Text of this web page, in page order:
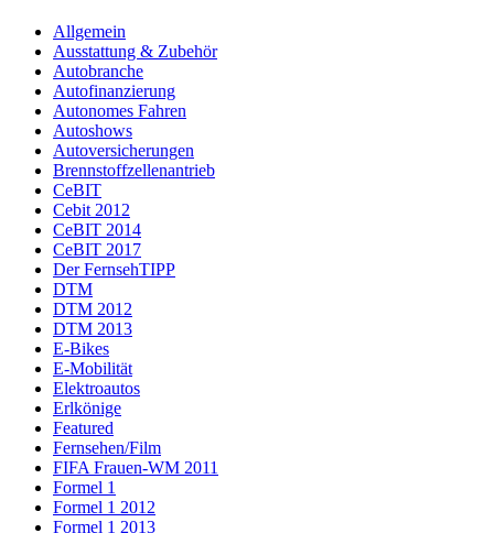
Allgemein
Ausstattung & Zubehör
Autobranche
Autofinanzierung
Autonomes Fahren
Autoshows
Autoversicherungen
Brennstoffzellenantrieb
CeBIT
Cebit 2012
CeBIT 2014
CeBIT 2017
Der FernsehTIPP
DTM
DTM 2012
DTM 2013
E-Bikes
E-Mobilität
Elektroautos
Erlkönige
Featured
Fernsehen/Film
FIFA Frauen-WM 2011
Formel 1
Formel 1 2012
Formel 1 2013